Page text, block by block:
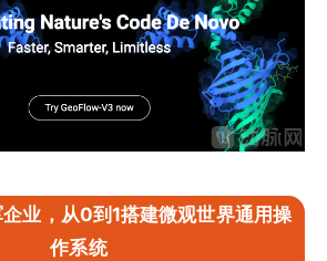
业，从0到1搭建微观世界通用操
作系统